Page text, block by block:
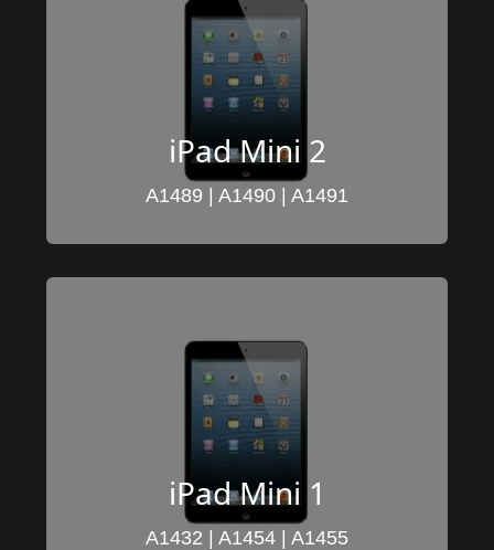
iPad Mini 2
A1489 | A1490 | A1491
iPad Mini 1
A1432 | A1454 | A1455